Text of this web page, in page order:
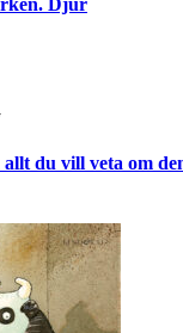
Djur
du vill veta om